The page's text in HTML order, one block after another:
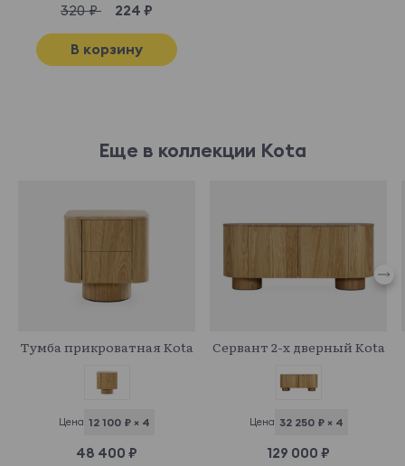
320 ₽ 224 ₽
В корзину
Еще в коллекции Kota
Тумба прикроватная Kota
Цена 12 100 ₽ × 4
48 400 ₽
Сервант 2-х дверный Kota
Цена 32 250 ₽ × 4
129 000 ₽